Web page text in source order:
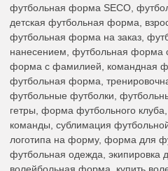
футбольная форма SECO,
детская футбольная форма,
футбольная форма на заказ,
нанесением, футбольная форма
форма с фамилией, командная
футбольная форма,
футбольные футболки,
гетры, форма футбольного
команды, сублимация
логотипа на форму, форма для
футбольная одежда, экипировка